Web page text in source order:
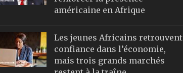
américaine en Afrique
Les jeunes Africains retrouvent
confiance dans l’économie,
mais trois grands marchés